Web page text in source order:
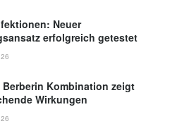
Neuer
erfolgreich getestet
Berberin Kombination zeigt
Wirkungen